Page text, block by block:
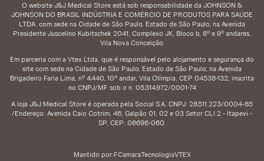
O website J&J Medical Store está sob responsabilidade da JOHNSON &
JOHNSON DO BRASIL INDÚSTRIA E COMÉRCIO DE PRODUTOS PARA SAÚDE
LTDA. com sede na Cidade de São Paulo, Estado de São Paulo, na Avenida
Presidente Juscelino Kubitschek 2041, Complexo JK, Bloco b, 8º e 9º andares,
Vila Nova Conceição.
Em parceria com a Vtex Ltda. que é responsável pelo alojamento e segurança do
site com sede na Cidade de São Paulo, Estado de São Paulo, na Avenida
Brigadeiro Faria Lima, nº 4.440, 10º andar, Vila Olímpia, CEP 04538-132, inscrita
no CNPJ/MF sob o n. 05.314.972/0001-74
A loja J&J Medical Store é operada pela Social S.A. CNPJ: 28.511.223/0004-85
/Endereço: Avenida Caio Cotrim, 46, Galpão 01, 02 e 03 Setor CLI 2 - Itapevi -
SP, CEP: 06696-060.
Mantido por:FCamaraTecnologiaVTEX